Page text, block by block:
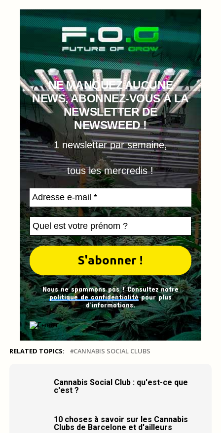
NE MANQUEZ AUCUNE
NEWS, ABONNEZ-VOUS À LA
NEWSLETTER DE
NEWSWEED !
1 newsletter par semaine,
tous les mercredis !
Nous ne spammons pas ! Consultez notre
politique de confidentialitépour plus
d’informations.
RELATED TOPICS: CANNABIS SOCIAL CLUBS
Cannabis Social Club : qu'est-ce que
c'est ?
10 choses à savoir sur les Cannabis
Clubs de Barcelone et d'ailleurs